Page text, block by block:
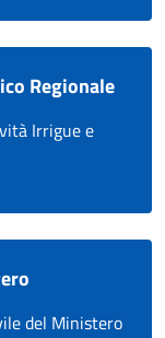
Regionale
Irrigue e
del Ministero